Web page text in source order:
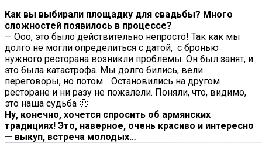
Как вы выбирали площадку для свадьбы? Много
сложностей появилось в процессе?
— Ооо, это было действительно непросто! Так как мы
долго не могли определиться с датой, с бронью
нужного ресторана возникли проблемы. Он был занят, и
это была катастрофа. Мы долго бились, вели
переговоры, но потом… Остановились на другом
ресторане и ни разу не пожалели. Поняли, что, видимо,
это наша судьба 🙂
Ну, конечно, хочется спросить об армянских
традициях! Это, наверное, очень красиво и интересно
— выкуп, встреча молодых…